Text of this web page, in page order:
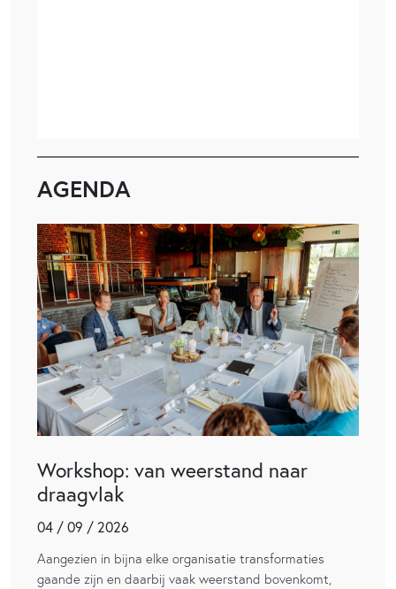
AGENDA
Workshop: van weerstand naar
draagvlak
04 / 09 / 2026
Aangezien in bijna elke organisatie transformaties
gaande zijn en daarbij vaak weerstand bovenkomt,